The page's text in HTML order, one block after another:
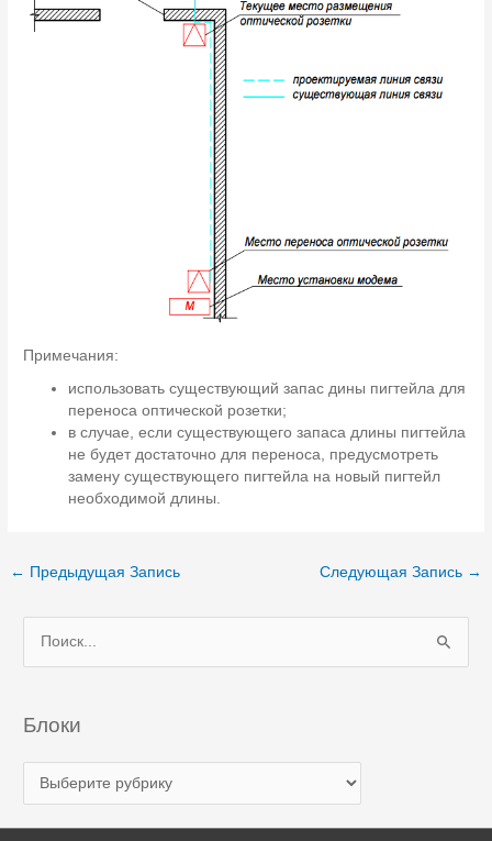
Примечания:
использовать существующий запас дины пигтейла для
переноса оптической розетки;
в случае, если существующего запаса длины пигтейла
не будет достаточно для переноса, предусмотреть
замену существующего пигтейла на новый пигтейл
необходимой длины.
Навигация
← Предыдущая Запись Следующая Запись →
с
Блоки
л
о